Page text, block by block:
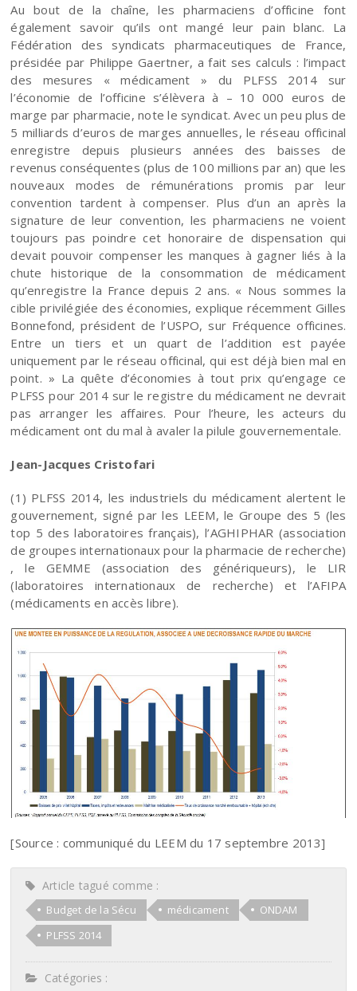
Au bout de la chaîne, les pharmaciens d’officine font
également savoir qu’ils ont mangé leur pain blanc. La
Fédération des syndicats pharmaceutiques de France,
présidée par Philippe Gaertner, a fait ses calculs : l’impact
des mesures « médicament » du PLFSS 2014 sur
l’économie de l’officine s’élèvera à – 10 000 euros de
marge par pharmacie, note le syndicat. Avec un peu plus de
5 milliards d’euros de marges annuelles, le réseau officinal
enregistre depuis plusieurs années des baisses de
revenus conséquentes (plus de 100 millions par an) que les
nouveaux modes de rémunérations promis par leur
convention tardent à compenser. Plus d’un an après la
signature de leur convention, les pharmaciens ne voient
toujours pas poindre cet honoraire de dispensation qui
devait pouvoir compenser les manques à gagner liés à la
chute historique de la consommation de médicament
qu’enregistre la France depuis 2 ans. « Nous sommes la
cible privilégiée des économies, explique récemment Gilles
Bonnefond, président de l’USPO, sur Fréquence officines.
Entre un tiers et un quart de l’addition est payée
uniquement par le réseau officinal, qui est déjà bien mal en
point. » La quête d’économies à tout prix qu’engage ce
PLFSS pour 2014 sur le registre du médicament ne devrait
pas arranger les affaires. Pour l’heure, les acteurs du
médicament ont du mal à avaler la pilule gouvernementale.
Jean-Jacques Cristofari
(1) PLFSS 2014, les industriels du médicament alertent le
gouvernement, signé par les LEEM, le Groupe des 5 (les
top 5 des laboratoires français), l’AGHIPHAR (association
de groupes internationaux pour la pharmacie de recherche)
, le GEMME (association des génériqueurs), le LIR
(laboratoires internationaux de recherche) et l’AFIPA
(médicaments en accès libre).
[Source : communiqué du LEEM du 17 septembre 2013]
Article tagué comme :
Budget de la Sécu médicament
ONDAM
PLFSS 2014
Catégories :